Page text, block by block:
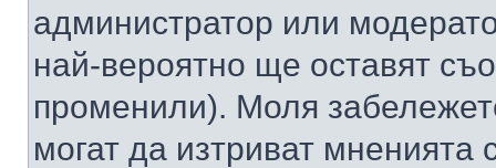
администратор или
най-вероятно ще оставят
променили). Моля
могат да изтриват мненията